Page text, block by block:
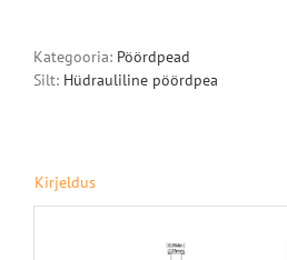
Kategooria: Pöördpead
Silt: Hüdrauliline pöördpea
Kirjeldus